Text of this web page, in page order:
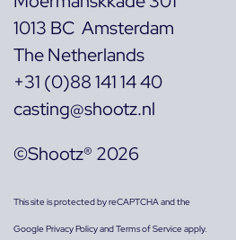
1013 BC Amsterdam
The Netherlands
+31 (0)88 141 14 40
casting@shootz.nl
©Shootz® 2026
This site is protected by reCAPTCHA and the
GooglePrivacy PolicyandTerms of Serviceapply.